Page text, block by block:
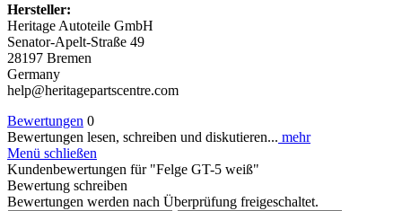
Hersteller:
Heritage Autoteile GmbH
Senator-Apelt-Straße 49
28197 Bremen
Germany
help@heritagepartscentre.com
Bewertungen 0
Bewertungen lesen, schreiben und diskutieren... mehr
Menü schließen
Kundenbewertungen für "Felge GT-5 weiß"
Bewertung schreiben
Bewertungen werden nach Überprüfung freigeschaltet.